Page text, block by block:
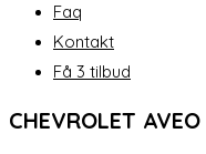
Faq
Kontakt
Få 3 tilbud
CHEVROLET